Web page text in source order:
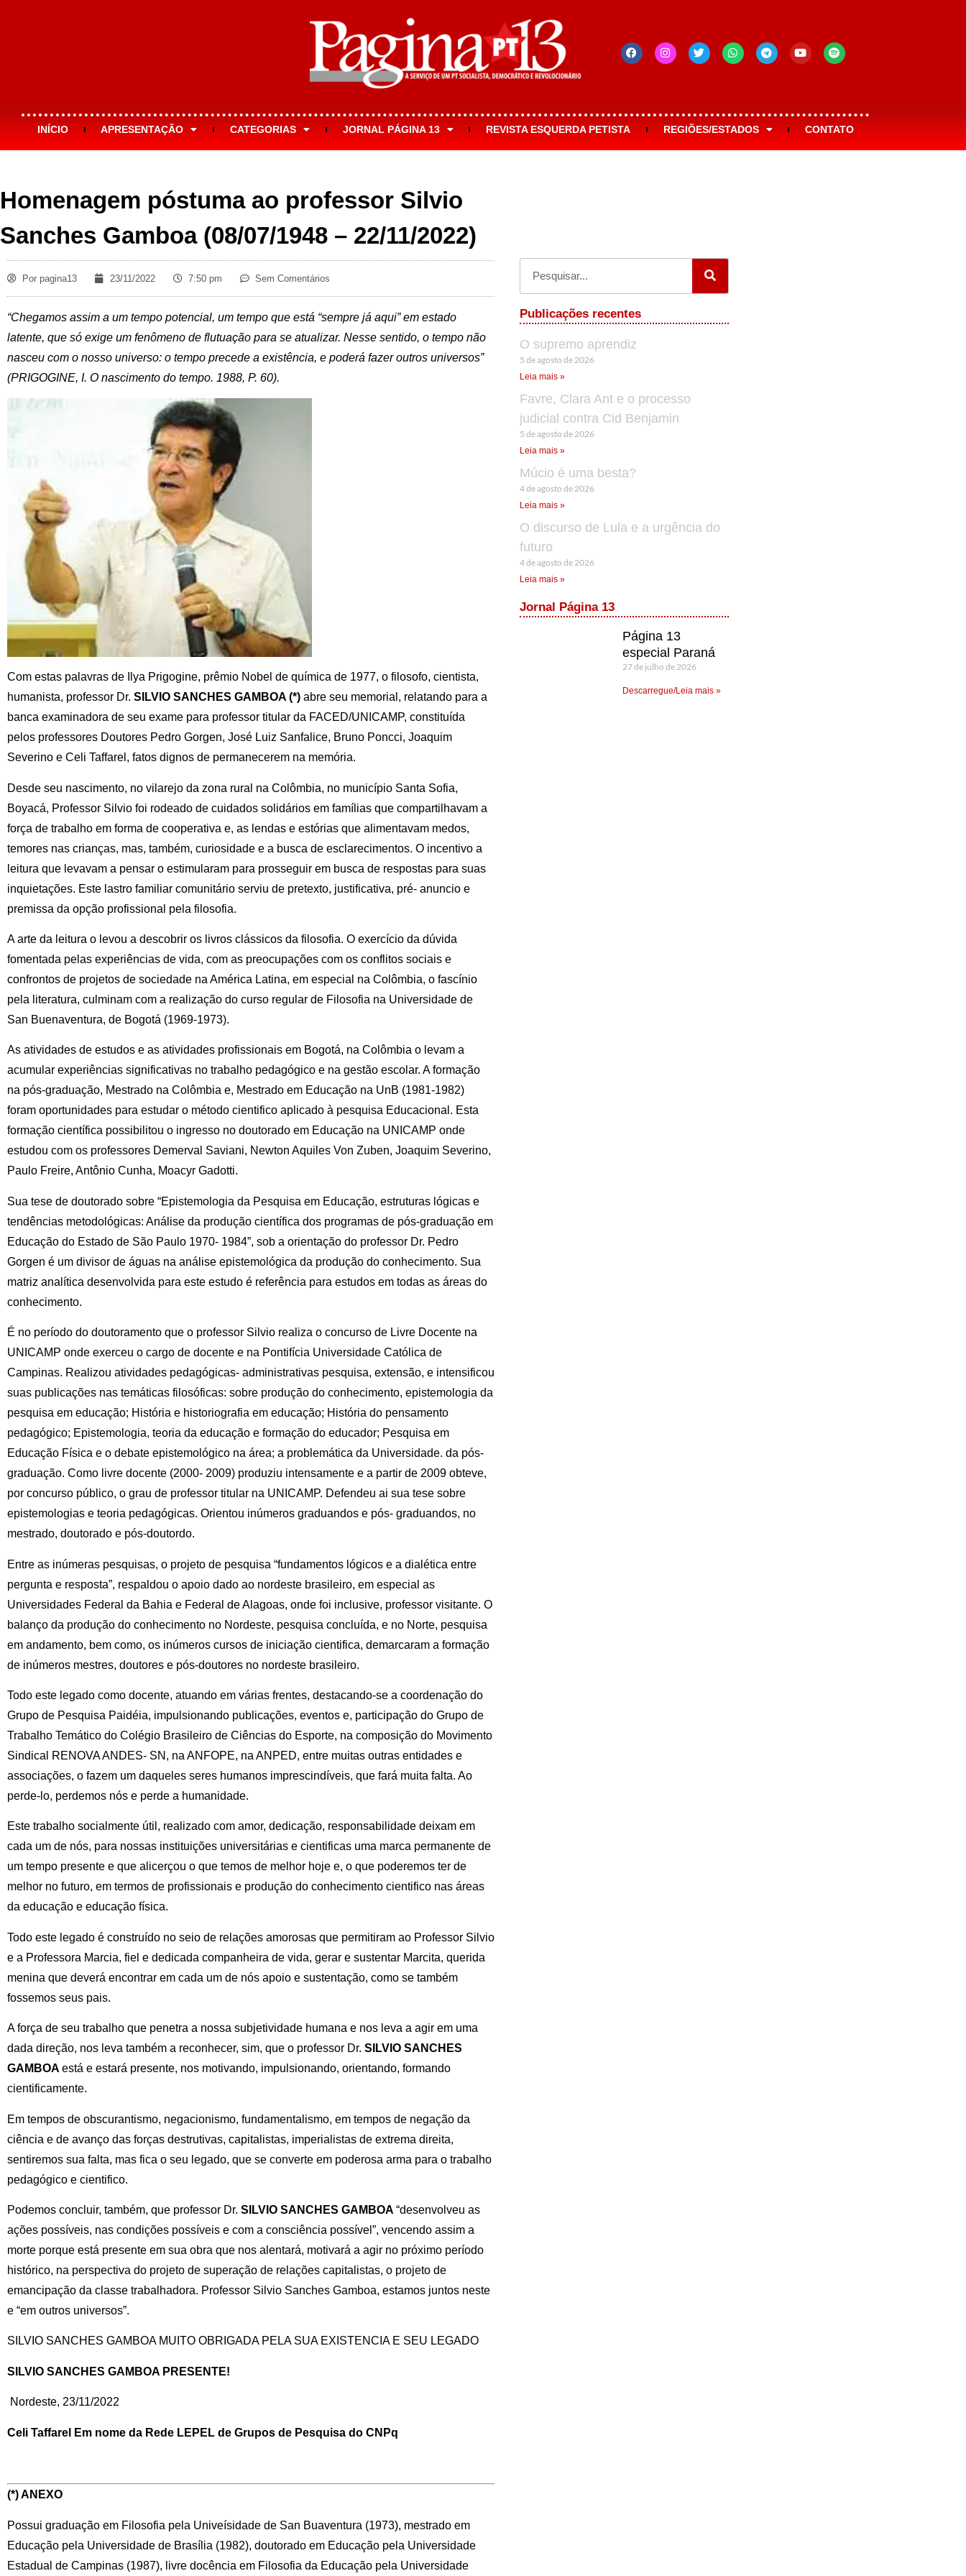
INÍCIO APRESENTAÇÃO CATEGORIAS JORNAL PÁGINA 13 REVISTA ESQUERDA PETISTA REGIÕES/ESTADOS CONTATO
Homenagem póstuma ao professor Silvio
Sanches Gamboa (08/07/1948 – 22/11/2022)
Por pagina13 23/11/2022 7:50 pm Sem Comentários
“Chegamos assim a um tempo potencial, um tempo que está “sempre já aqui” em estado
latente, que só exige um fenômeno de flutuação para se atualizar. Nesse sentido, o tempo não
nasceu com o nosso universo: o tempo precede a existência, e poderá fazer outros universos”
(PRIGOGINE, I. O nascimento do tempo. 1988, P. 60).
Com estas palavras de Ilya Prigogine, prêmio Nobel de química de 1977, o filosofo, cientista,
humanista, professor Dr. SILVIO SANCHES GAMBOA (*) abre seu memorial, relatando para a
banca examinadora de seu exame para professor titular da FACED/UNICAMP, constituída
pelos professores Doutores Pedro Gorgen, José Luiz Sanfalice, Bruno Poncci, Joaquim
Severino e Celi Taffarel, fatos dignos de permanecerem na memória.
Desde seu nascimento, no vilarejo da zona rural na Colômbia, no município Santa Sofia,
Boyacá, Professor Silvio foi rodeado de cuidados solidários em famílias que compartilhavam a
força de trabalho em forma de cooperativa e, as lendas e estórias que alimentavam medos,
temores nas crianças, mas, também, curiosidade e a busca de esclarecimentos. O incentivo a
leitura que levavam a pensar o estimularam para prosseguir em busca de respostas para suas
inquietações. Este lastro familiar comunitário serviu de pretexto, justificativa, pré- anuncio e
premissa da opção profissional pela filosofia.
A arte da leitura o levou a descobrir os livros clássicos da filosofia. O exercício da dúvida
fomentada pelas experiências de vida, com as preocupações com os conflitos sociais e
confrontos de projetos de sociedade na América Latina, em especial na Colômbia, o fascínio
pela literatura, culminam com a realização do curso regular de Filosofia na Universidade de
San Buenaventura, de Bogotá (1969-1973).
As atividades de estudos e as atividades profissionais em Bogotá, na Colômbia o levam a
acumular experiências significativas no trabalho pedagógico e na gestão escolar. A formação
na pós-graduação, Mestrado na Colômbia e, Mestrado em Educação na UnB (1981-1982)
foram oportunidades para estudar o método cientifico aplicado à pesquisa Educacional. Esta
formação científica possibilitou o ingresso no doutorado em Educação na UNICAMP onde
estudou com os professores Demerval Saviani, Newton Aquiles Von Zuben, Joaquim Severino,
Paulo Freire, Antônio Cunha, Moacyr Gadotti.
Sua tese de doutorado sobre “Epistemologia da Pesquisa em Educação, estruturas lógicas e
tendências metodológicas: Análise da produção científica dos programas de pós-graduação em
Educação do Estado de São Paulo 1970- 1984”, sob a orientação do professor Dr. Pedro
Gorgen é um divisor de águas na análise epistemológica da produção do conhecimento. Sua
matriz analítica desenvolvida para este estudo é referência para estudos em todas as áreas do
conhecimento.
É no período do doutoramento que o professor Silvio realiza o concurso de Livre Docente na
UNICAMP onde exerceu o cargo de docente e na Pontifícia Universidade Católica de
Campinas. Realizou atividades pedagógicas- administrativas pesquisa, extensão, e intensificou
suas publicações nas temáticas filosóficas: sobre produção do conhecimento, epistemologia da
pesquisa em educação; História e historiografia em educação; História do pensamento
pedagógico; Epistemologia, teoria da educação e formação do educador; Pesquisa em
Educação Física e o debate epistemológico na área; a problemática da Universidade. da pós-
graduação. Como livre docente (2000- 2009) produziu intensamente e a partir de 2009 obteve,
por concurso público, o grau de professor titular na UNICAMP. Defendeu ai sua tese sobre
epistemologias e teoria pedagógicas. Orientou inúmeros graduandos e pós- graduandos, no
mestrado, doutorado e pós-doutordo.
Entre as inúmeras pesquisas, o projeto de pesquisa “fundamentos lógicos e a dialética entre
pergunta e resposta”, respaldou o apoio dado ao nordeste brasileiro, em especial as
Universidades Federal da Bahia e Federal de Alagoas, onde foi inclusive, professor visitante. O
balanço da produção do conhecimento no Nordeste, pesquisa concluída, e no Norte, pesquisa
em andamento, bem como, os inúmeros cursos de iniciação cientifica, demarcaram a formação
de inúmeros mestres, doutores e pós-doutores no nordeste brasileiro.
Todo este legado como docente, atuando em várias frentes, destacando-se a coordenação do
Grupo de Pesquisa Paidéia, impulsionando publicações, eventos e, participação do Grupo de
Trabalho Temático do Colégio Brasileiro de Ciências do Esporte, na composição do Movimento
Sindical RENOVA ANDES- SN, na ANFOPE, na ANPED, entre muitas outras entidades e
associações, o fazem um daqueles seres humanos imprescindíveis, que fará muita falta. Ao
perde-lo, perdemos nós e perde a humanidade.
Este trabalho socialmente útil, realizado com amor, dedicação, responsabilidade deixam em
cada um de nós, para nossas instituições universitárias e cientificas uma marca permanente de
um tempo presente e que alicerçou o que temos de melhor hoje e, o que poderemos ter de
melhor no futuro, em termos de profissionais e produção do conhecimento cientifico nas áreas
da educação e educação física.
Todo este legado é construído no seio de relações amorosas que permitiram ao Professor Silvio
e a Professora Marcia, fiel e dedicada companheira de vida, gerar e sustentar Marcita, querida
menina que deverá encontrar em cada um de nós apoio e sustentação, como se também
fossemos seus pais.
A força de seu trabalho que penetra a nossa subjetividade humana e nos leva a agir em uma
dada direção, nos leva também a reconhecer, sim, que o professor Dr. SILVIO SANCHES
GAMBOA está e estará presente, nos motivando, impulsionando, orientando, formando
cientificamente.
Em tempos de obscurantismo, negacionismo, fundamentalismo, em tempos de negação da
ciência e de avanço das forças destrutivas, capitalistas, imperialistas de extrema direita,
sentiremos sua falta, mas fica o seu legado, que se converte em poderosa arma para o trabalho
pedagógico e cientifico.
Podemos concluir, também, que professor Dr. SILVIO SANCHES GAMBOA “desenvolveu as
ações possíveis, nas condições possíveis e com a consciência possível”, vencendo assim a
morte porque está presente em sua obra que nos alentará, motivará a agir no próximo período
histórico, na perspectiva do projeto de superação de relações capitalistas, o projeto de
emancipação da classe trabalhadora. Professor Silvio Sanches Gamboa, estamos juntos neste
e “em outros universos”.
SILVIO SANCHES GAMBOA MUITO OBRIGADA PELA SUA EXISTENCIA E SEU LEGADO
SILVIO SANCHES GAMBOA PRESENTE!
Nordeste, 23/11/2022
Celi Taffarel Em nome da Rede LEPEL de Grupos de Pesquisa do CNPq
(*) ANEXO
Possui graduação em Filosofia pela Univeísidade de San Buaventura (1973), mestrado em
Educação pela Universidade de Brasília (1982), doutorado em Educação pela Universidade
Estadual de Campinas (1987), livre docência em Filosofia da Educação pela Universidade
Publicações recentes
O supremo aprendiz
5 de agosto de 2026
Leia mais »
Favre, Clara Ant e o processo
judicial contra Cid Benjamin
5 de agosto de 2026
Leia mais »
Múcio é uma besta?
4 de agosto de 2026
Leia mais »
O discurso de Lula e a urgência do
futuro
4 de agosto de 2026
Leia mais »
Jornal Página 13
Página 13
especial Paraná
27 de julho de 2026
Descarregue/Leia mais »